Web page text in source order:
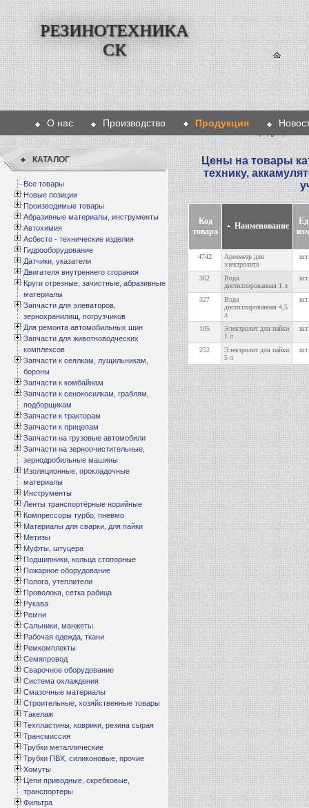
РЕЗИНОТЕХНИКА
СК
О нас Производство Продукция
КАТАЛОГ
Все товары
Новые позиции
Производимые товары
Абразивные материалы, инструменты
Автохимия
Асбесто - технические изделия
Гидрооборудование
Датчики, указатели
Двигателя внутреннего сгорания
Круги отрезные, зачистные, абразивные
материалы
Запчасти для элеваторов,
зернохранилищ, погрузчиков
Для ремонта автомобильных шин
Запчасти для животноводческих
комплексов
Запчасти к сеялкам, лущильникам,
бороны
Запчасти к комбайнам
Запчасти к сенокосилкам, граблям,
подборщикам
Запчасти к тракторам
Запчасти к прицепам
Запчасти на грузовые автомобили
Запчасти на зерноочистительные,
зернодробильные машины
Изоляционные, прокладочные
материалы
Инструменты
Ленты транспортёрные норийные
Компрессоры турбо, пневмо
Материалы для сварки, для пайки
Метизы
Муфты, штуцера
Подшипники, кольца стопорные
Пожарное оборудование
Полога, утеплители
Проволока, сетка рабица
Рукава
Ремни
Сальники, манжеты
Рабочая одежда, ткани
Ремкомплекты
Семяпровод
Сварочное оборудование
Система охлаждения
Смазочные материалы
Строительные, хозяйственные товары
Такелаж
Техпластины, коврики, резина сырая
Трансмиссия
Трубки металлические
Трубки ПВХ, силиконовые, прочие
Хомуты
Цепи приводные, скребковые,
транспортеры
Фильтра
Цены на товары
технику,
Код
товара
Наименование
4742
Ареометр для
электролита
шт.
362
Вода
дистиллированная 1 л
шт.
327
Вода
дистиллированная 4,5
л
шт.
105
Электролит для пайки
1 л
шт.
252
Электролит для пайки
5 л
шт.